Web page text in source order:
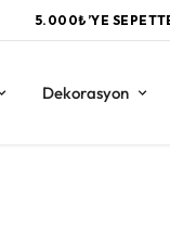
TÜM ALIŞVERİŞLERDE
Dekorasyon